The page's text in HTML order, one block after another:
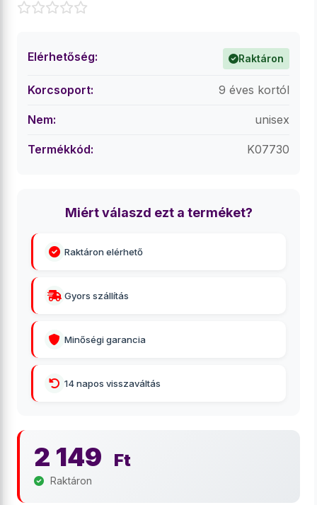
Elérhetőség: Raktáron
Korcsoport: 9 éves kortól
Nem: unisex
Termékkód: K07730
Miért válaszd ezt a terméket?
Raktáron elérhető
Gyors szállítás
Minőségi garancia
14 napos visszaváltás
2 149 Ft
Raktáron